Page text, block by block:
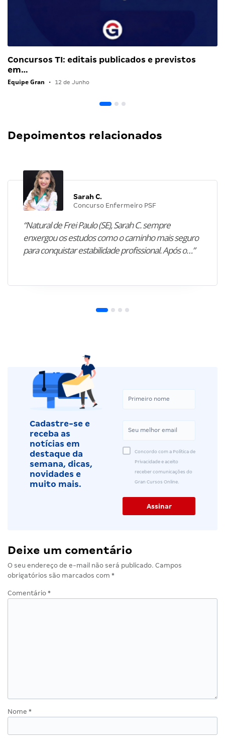
Concursos TI: editais publicados e previstos
em…
Equipe Gran • 12 de Junho
Depoimentos relacionados
Sarah C.
Concurso Enfermeiro PSF
“Natural de Frei Paulo (SE), Sarah C. sempre
enxergou os estudos como o caminho mais seguro
para conquistar estabilidade profissional. Após o…”
Cadastre-se e
receba as
notícias em
destaque da
semana, dicas,
novidades e
muito mais.
Concordo com a Política de
Privacidade e aceito
receber comunicações do
Gran Cursos Online.
Deixe um comentário
O seu endereço de e-mail não será publicado. Campos
obrigatórios são marcados com *
Comentário *
Nome *